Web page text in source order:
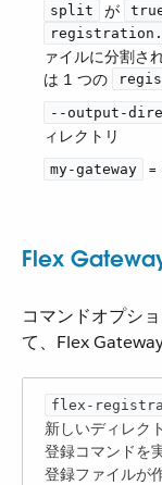
split ​ が ​
ァイルに分割さ
は 1 つの ​
--output-
ィレクトリ
my-gateway
Flex
コマンドオプシ
て、Flex
flex-
新しいディレク
登録コマンドを
登録ファイルが